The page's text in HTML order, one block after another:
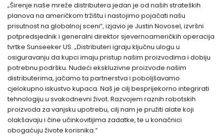
„Širenje naše mreže distributera jedan je od naših strateških
planova na američkom tržištu i nastojimo pojačati našu
prisutnost na globalnoj sceni“, izjavio je Justin Novosel, izvršni
potpredsjednik i generalni direktor sjevernoameričkih operacija
tvrtke Sunseeker US. „Distributeri igraju ključnu ulogu u
osiguravanju da kupci imaju pristup našim proizvodima i dobiju
potrebnu podršku. Nudeći ekskluzivne proizvode našim
distributerima, jačamo ta partnerstva i poboljšavamo
cjelokupno iskustvo kupaca. Naš je cilj besprijekorno integrirati
tehnologiju u svakodnevni život. Razvojem raznih robotskih
proizvoda za vanjsku upotrebu, cilj nam je pružiti alate koji
olakšavaju i čine učinkovitijima zadatke, te u konačnici
obogaćuju živote korisnika.“